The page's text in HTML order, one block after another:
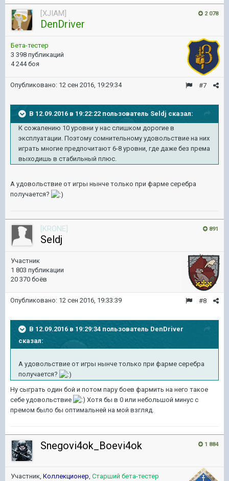
2 078
[XJIAM]
DenDriver
Бета-тестер
3 398 публикаций
4 244 боя
#7
Опубликовано: 12 сен 2016, 19:29:34
В 12.09.2016 в 19:22:22 пользователь Seldj сказал:
К сожалению 10 уровни у нас слишком дорогие в
эксплуатации. Поэтому сомнительному удовольствие на них
играть многие предпочитают 6-8 уровни, где даже без према
выходишь в стабильный плюс.
А удовольствие от игры нынче только при фарме серебра
получается?
891
[KRONE]
Seldj
Участник
1 803 публикации
20 370 боёв
#8
Опубликовано: 12 сен 2016, 19:33:39
В 12.09.2016 в 19:29:34 пользователь DenDriver
сказал:
А удовольствие от игры нынче только при фарме серебра
получается?
Ну сыграть один бой и потом пару боев фармить на него такое
себе удовольствие
Хотя бы в 0 или небольшой минус с
премом было бы оптимальней на мой взгляд.
1 884
Snegovi4ok_Boevi4ok
Участник, Коллекционер, Старший бета-тестер